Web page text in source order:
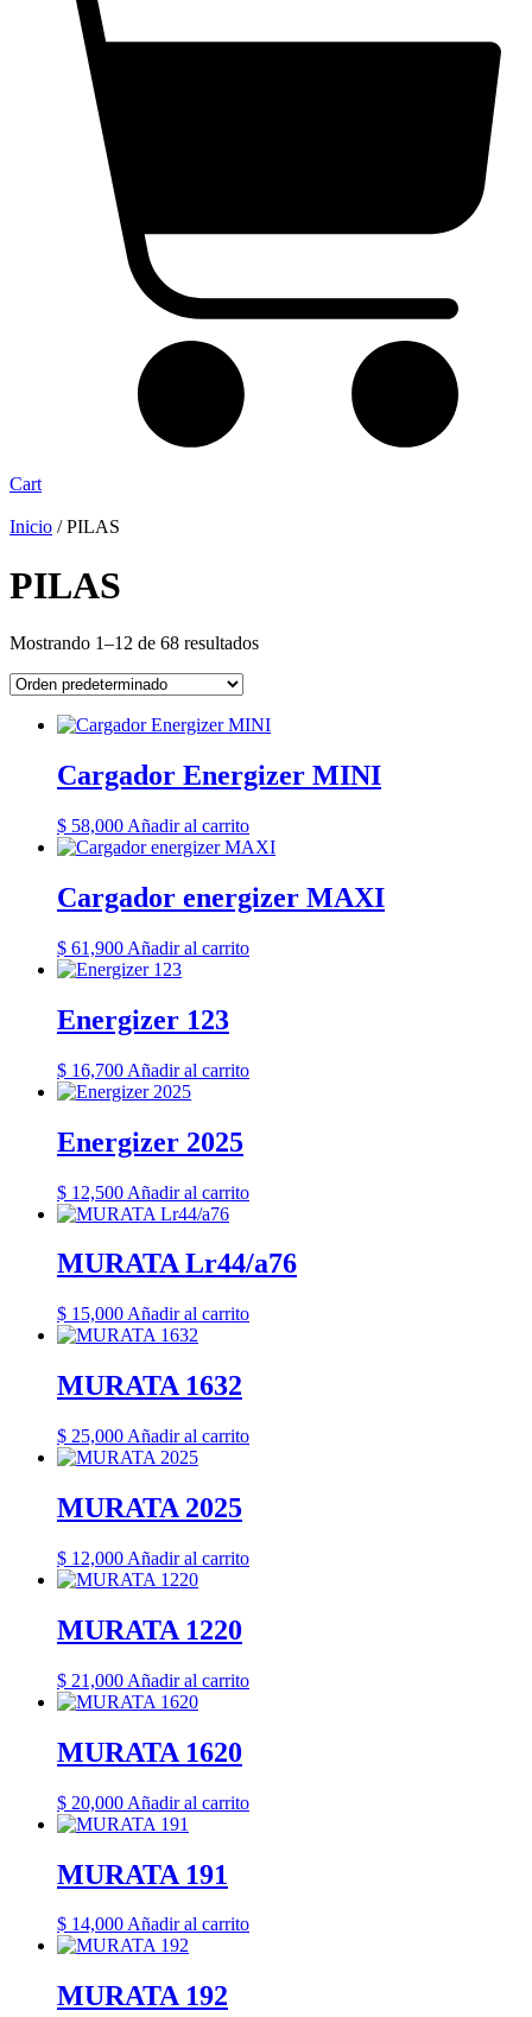
Cart
Inicio / PILAS
PILAS
Mostrando 1–12 de 68 resultados
Cargador Energizer MINI
$ 58,000 Añadir al carrito
Cargador energizer MAXI
$ 61,900 Añadir al carrito
Energizer 123
$ 16,700 Añadir al carrito
Energizer 2025
$ 12,500 Añadir al carrito
MURATA Lr44/a76
$ 15,000 Añadir al carrito
MURATA 1632
$ 25,000 Añadir al carrito
MURATA 2025
$ 12,000 Añadir al carrito
MURATA 1220
$ 21,000 Añadir al carrito
MURATA 1620
$ 20,000 Añadir al carrito
MURATA 191
$ 14,000Añadir al carrito
MURATA 192